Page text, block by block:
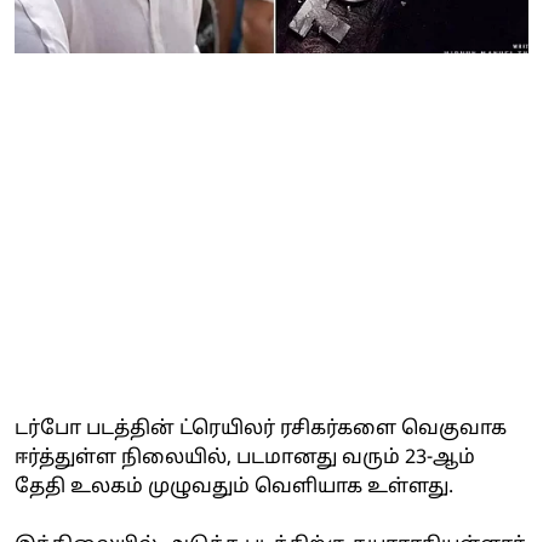
டர்போ படத்தின் ட்ரெயிலர் ரசிகர்களை வெகுவாக
ஈர்த்துள்ள நிலையில், படமானது வரும் 23-ஆம்
தேதி உலகம் முழுவதும் வெளியாக உள்ளது.